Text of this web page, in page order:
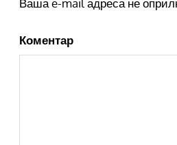
Ваша e-mail адреса не
Коментар